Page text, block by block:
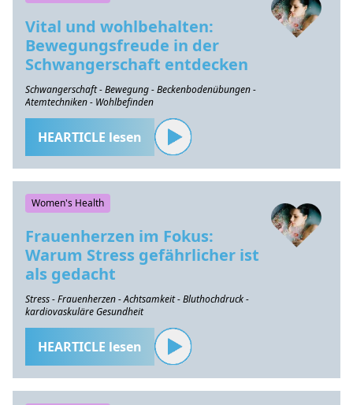
Vital und wohlbehalten:
Bewegungsfreude in der
Schwangerschaft entdecken
Schwangerschaft - Bewegung - Beckenbodenübungen -
Atemtechniken - Wohlbefinden
HEARTICLE lesen
Women's Health
Frauenherzen im Fokus:
Warum Stress gefährlicher ist
als gedacht
Stress - Frauenherzen - Achtsamkeit - Bluthochdruck -
kardiovaskuläre Gesundheit
HEARTICLE lesen